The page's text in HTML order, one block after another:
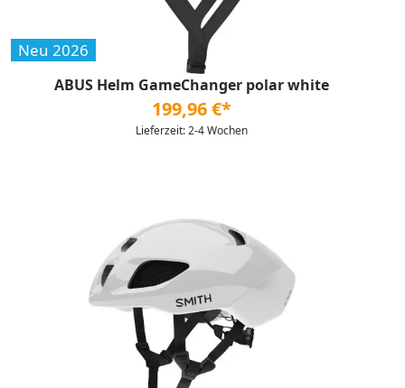
Neu 2026
ABUS Helm GameChanger polar white
199,96 €*
Lieferzeit: 2-4 Wochen